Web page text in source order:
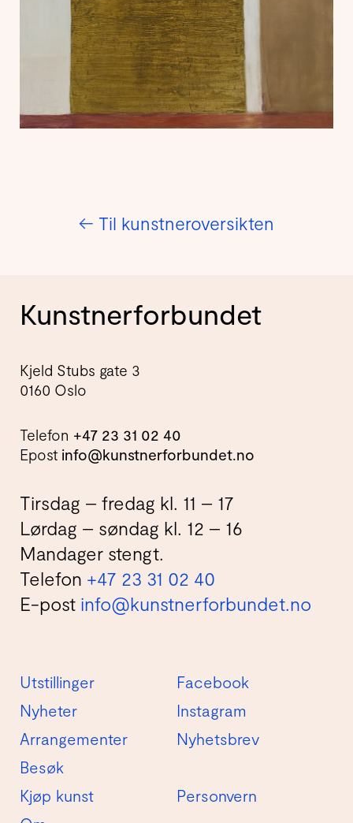
← Til kunstneroversikten
Kunstnerforbundet
Kjeld Stubs gate 3
0160 Oslo
Telefon +47 23 31 02 40
Epost info@kunstnerforbundet.no
Tirsdag – fredag kl. 11 – 17
Lørdag – søndag kl. 12 – 16
Mandager stengt.
Telefon +47 23 31 02 40
E-post info@kunstnerforbundet.no
Utstillinger
Nyheter
Arrangementer
Besøk
Kjøp kunst
Facebook
Instagram
Nyhetsbrev
Personvern